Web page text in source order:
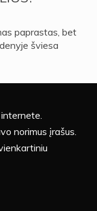
paprastas, bet
šviesa
norimus įrašus.